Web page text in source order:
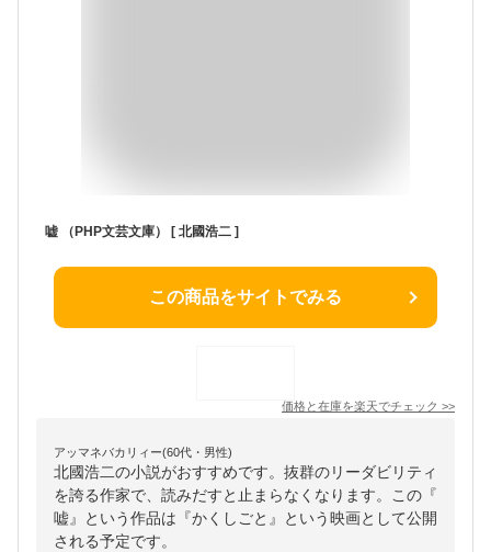
嘘 （PHP文芸文庫） [ 北國浩二 ]
この商品をサイトでみる
価格と在庫を楽天でチェック >>
アッマネバカリィー(60代・男性)
北國浩二の小説がおすすめです。抜群のリーダビリティ
を誇る作家で、読みだすと止まらなくなります。この『
嘘』という作品は『かくしごと』という映画として公開
される予定です。